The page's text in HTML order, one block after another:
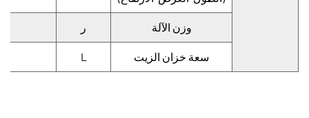
وزن الآلة ر
سعة خزان الزيت L